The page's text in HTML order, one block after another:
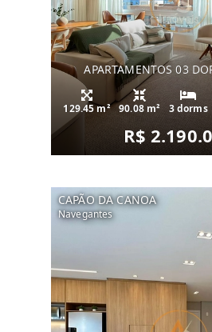
APARTAMENTOS 03
129.45 m² 90.08 m² 3 dorms
R$
CAPÃO DA CANOA
Navegantes